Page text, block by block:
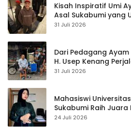
Kisah Inspiratif Umi
Asal Sukabumi yang
Streaming
31 Juli 2026
Dari Pedagang Ayam
H. Usep Kenang
Cisaat
31 Juli 2026
Mahasiswi
Sukabumi Raih
Pembelajaran Digital
24 Juli 2026